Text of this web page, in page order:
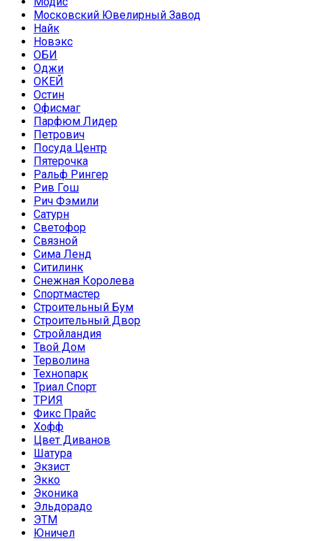
Московский Ювелирный Завод
Найк
Новэкс
ОБИ
Оджи
ОКЕЙ
Остин
Офисмаг
Парфюм Лидер
Петрович
Посуда Центр
Пятерочка
Ральф Рингер
Рив Гош
Рич Фэмили
Сатурн
Светофор
Связной
Сима Ленд
Ситилинк
Снежная Королева
Спортмастер
Строительный Бум
Строительный Двор
Стройландия
Твой Дом
Терволина
Технопарк
Триал Спорт
ТРИЯ
Фикс Прайс
Хофф
Цвет Диванов
Шатура
Экзист
Экко
Эконика
Эльдорадо
ЭТМ
Юничел